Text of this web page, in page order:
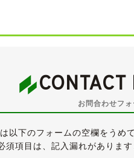
装
ッション
CONTACT
お問合わせフォ
以下のフォームの空欄をうめ
須項目は、記入漏れがありま